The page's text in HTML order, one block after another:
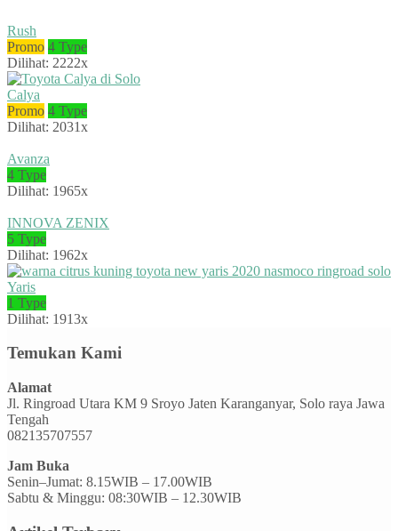
Rush
Promo 4 Type
Dilihat: 2222x
Calya
Promo 4 Type
Dilihat: 2031x
Avanza
4 Type
Dilihat: 1965x
INNOVA ZENIX
5 Type
Dilihat: 1962x
Yaris
1 Type
Dilihat: 1913x
Temukan Kami
Alamat
Jl. Ringroad Utara KM 9 Sroyo Jaten Karanganyar, Solo raya Jawa
Tengah
082135707557
Jam Buka
Senin–Jumat: 8.15WIB – 17.00WIB
Sabtu & Minggu: 08:30WIB – 12.30WIB